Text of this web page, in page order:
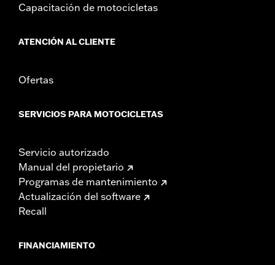
Capacitación de motocicletas
ATENCIÓN AL CLIENTE
Ofertas
SERVICIOS PARA MOTOCICLETAS
Servicio autorizado
Manual del propietario
Programas de mantenimiento
Actualización del software
Recall
FINANCIAMIENTO